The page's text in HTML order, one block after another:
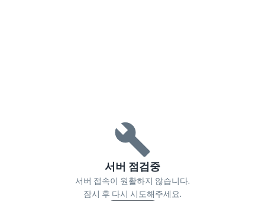
서버 점검중
서버 접속이 원활하지 않습니다.
잠시 후 다시 시도해주세요.